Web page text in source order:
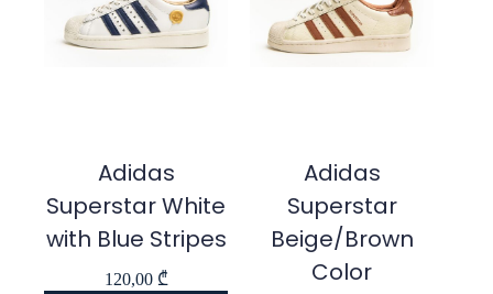
Adidas
Superstar White
with Blue Stripes
120,00 ₾
Adidas
Superstar
Beige/Brown
Color